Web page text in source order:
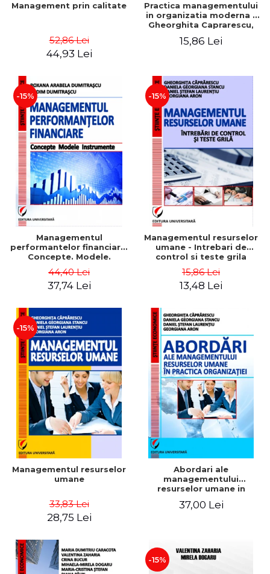
Management prin calitate
52,86 Lei
44,93 Lei
Practica managementului
in organizatia moderna -
Gheorghita Caprarescu,
Georgiana Aron
15,86 Lei
-15%
Managementul
performantelor financiare.
Concepte. Modele.
44,40 Lei
37,74 Lei
-15%
Managementul resurselor
umane - Intrebari de
control si teste grila
15,86 Lei
13,48 Lei
-15%
Managementul resurselor
umane
33,83 Lei
28,75 Lei
Abordari ale
managementului
resurselor umane in
37,00 Lei
-15%